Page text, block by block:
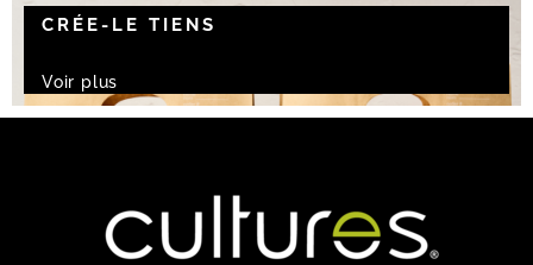
CRÉE-LE TIENS
Voir plus